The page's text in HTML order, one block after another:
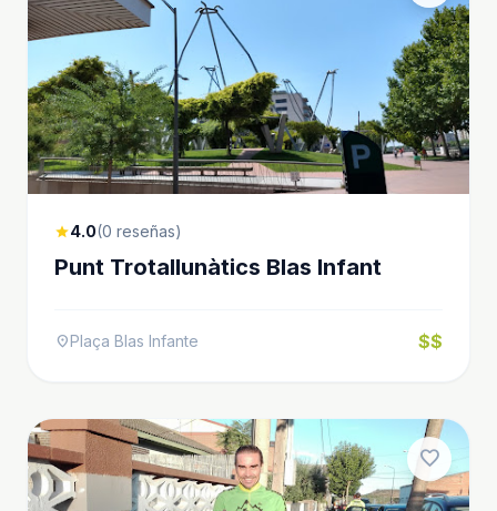
star4.0(0 reseñas)
Punt Trotallunàtics Blas Infant
location_onPlaça Blas Infante $$
favorite